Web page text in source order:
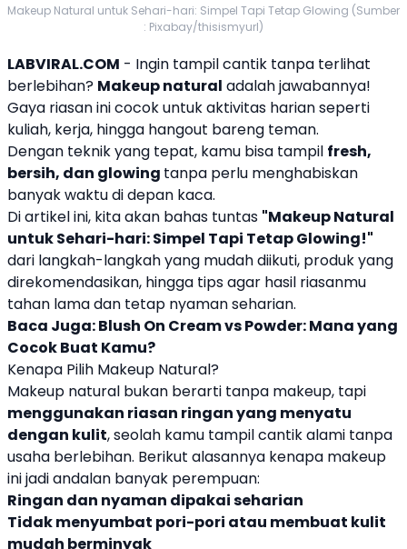
Makeup Natural untuk Sehari-hari: Simpel Tapi Tetap Glowing (Sumber
: Pixabay/thisismyurl)
LABVIRAL.COM - Ingin tampil cantik tanpa terlihat
berlebihan? Makeup natural adalah jawabannya!
Gaya riasan ini cocok untuk aktivitas harian seperti
kuliah, kerja, hingga hangout bareng teman.
Dengan teknik yang tepat, kamu bisa tampil fresh,
bersih, dan glowing tanpa perlu menghabiskan
banyak waktu di depan kaca.
Di artikel ini, kita akan bahas tuntas "Makeup Natural
untuk Sehari-hari: Simpel Tapi Tetap Glowing!"
dari langkah-langkah yang mudah diikuti, produk yang
direkomendasikan, hingga tips agar hasil riasanmu
tahan lama dan tetap nyaman seharian.
Baca Juga:Blush On Cream vs Powder: Mana yang
Cocok Buat Kamu?
Kenapa Pilih Makeup Natural?
Makeup natural bukan berarti tanpa makeup, tapi
menggunakan riasan ringan yang menyatu
dengan kulit, seolah kamu tampil cantik alami tanpa
usaha berlebihan. Berikut alasannya kenapa makeup
ini jadi andalan banyak perempuan:
Ringan dan nyaman dipakai seharian
Tidak menyumbat pori-pori atau membuat kulit
mudah berminyak